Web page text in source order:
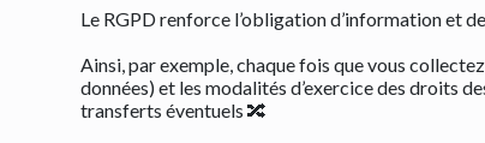
Le RGPD renforce l’obligation d’information et
Ainsi, par exemple, chaque fois que vous
données) et les modalités d’exercice des droits
transferts éventuels 🔀